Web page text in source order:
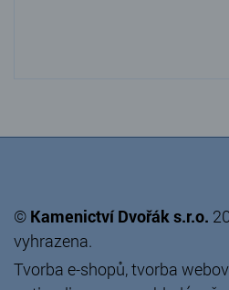
© Kamenictví Dvořák s.r.o.
vyhrazena.
Tvorba e-shopů,tvorba